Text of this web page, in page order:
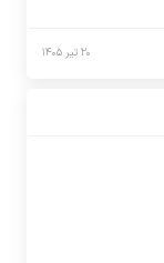
۲۰ تیر ۱۴۰۵